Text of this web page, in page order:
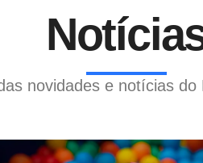
novidades e notícias do